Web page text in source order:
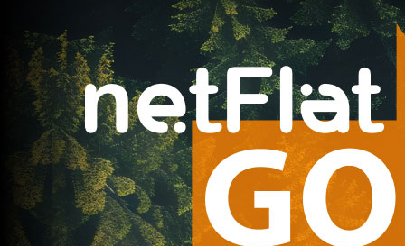
Trenutno nema novosti za navedeni tag.
Najčitanije Najnovije
A Selekcija
UEFA kaznila BiH: Navijači neće
moći pratiti Zmajeve u Poljskoj i
Rumuniji!